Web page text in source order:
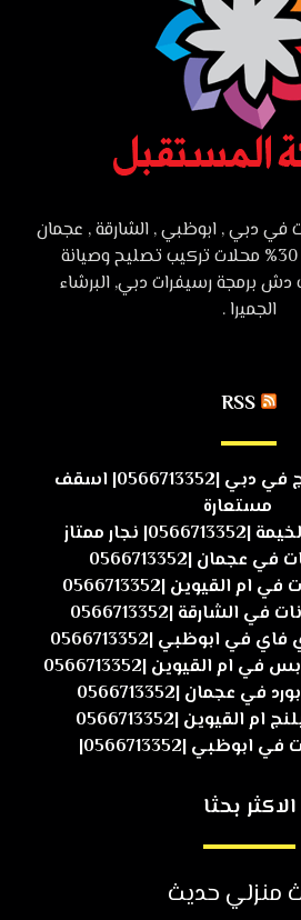
في دبي , ابوظبي , الشارقة , عجمان
:ارخص اسعار خصم 30% محلات تركيب تصليح وصيانة
برمجة رسيفرات دبي, البرشاء
الجميرا .
RSS
تركيب فورسيلنج في دبي |0566713352| اسقف
مستعارة
نجار ممتاز
|0566713352
القيوين |0566713352
الشارقة |0566713352
في ابوظبي |0566713352
ام القيوين |0566713352
عجمان |0566713352
القيوين |0566713352
|0566713352|
الاكثر بحثا
منزلي حديث